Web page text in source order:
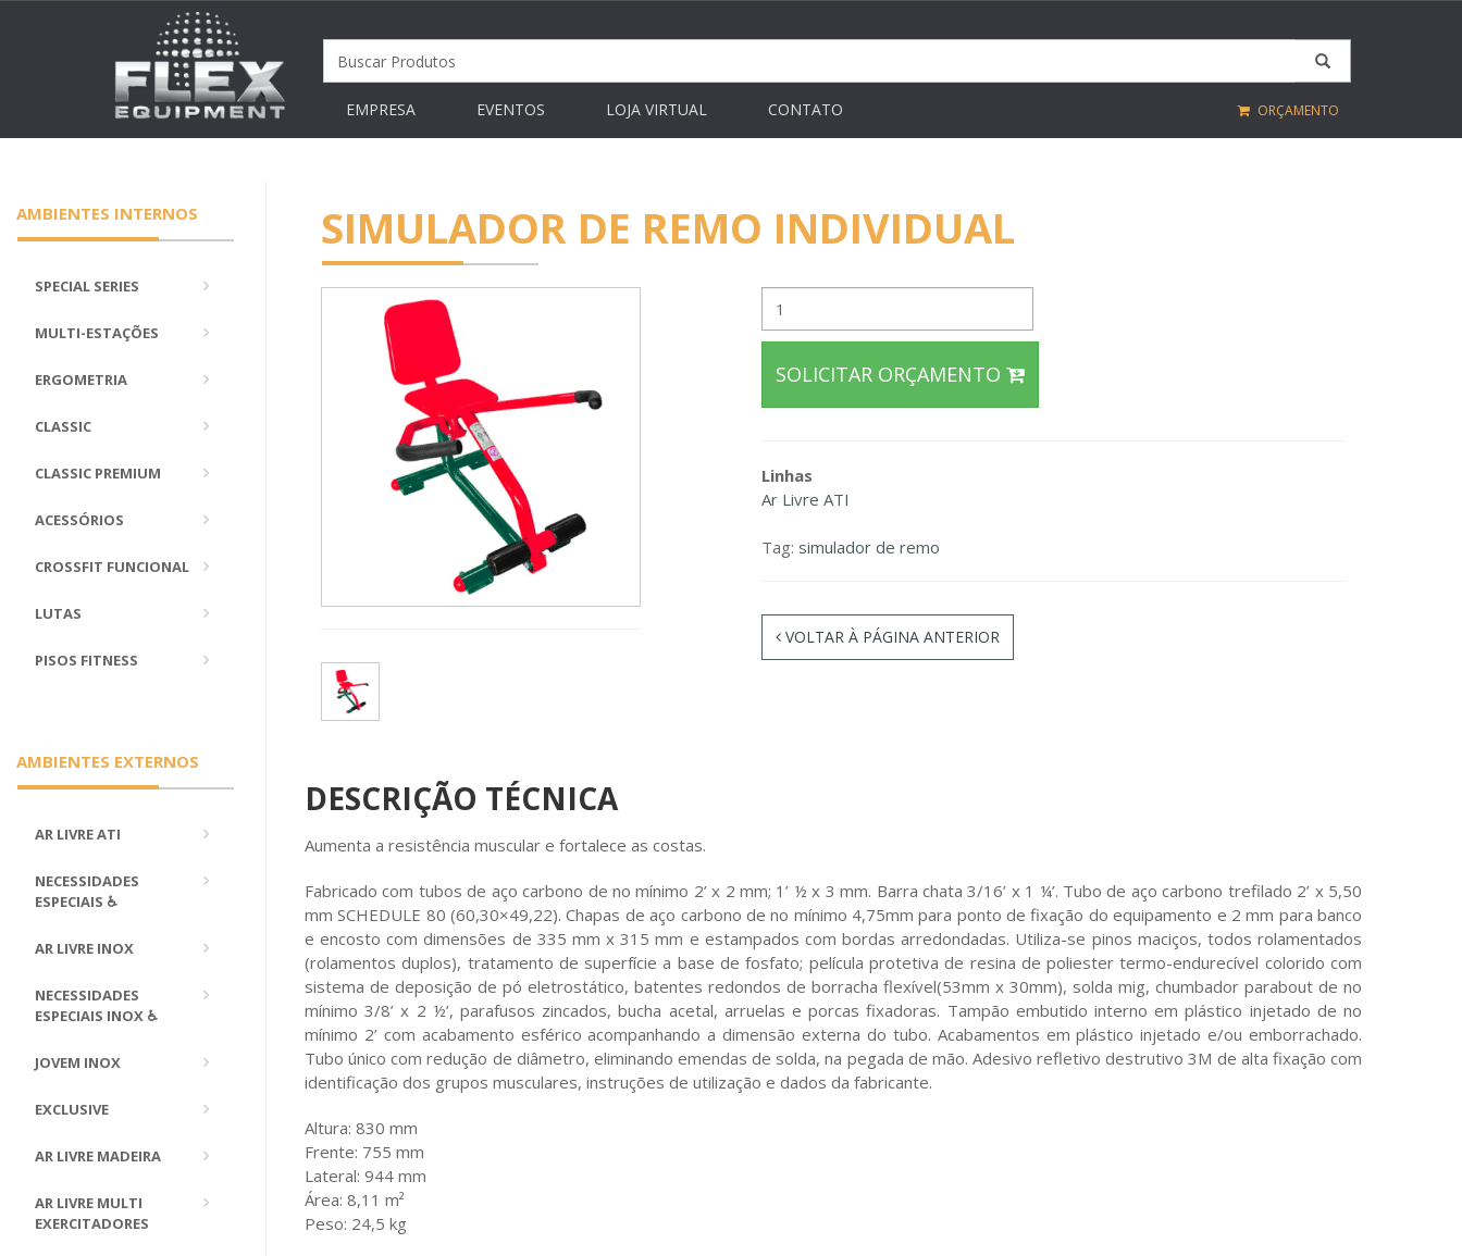
EMPRESA EVENTOS LOJA VIRTUAL CONTATO ORÇAMENTO
AMBIENTES INTERNOS
SPECIAL SERIES
MULTI-ESTAÇÕES
ERGOMETRIA
CLASSIC
CLASSIC PREMIUM
ACESSÓRIOS
CROSSFIT FUNCIONAL
LUTAS
PISOS FITNESS
AMBIENTES EXTERNOS
AR LIVRE ATI
NECESSIDADES
ESPECIAIS ♿
AR LIVRE INOX
NECESSIDADES
ESPECIAIS INOX ♿
JOVEM INOX
EXCLUSIVE
AR LIVRE MADEIRA
AR LIVRE MULTI
EXERCITADORES
SIMULADOR DE REMO INDIVIDUAL
SOLICITAR ORÇAMENTO
Linhas
Ar Livre ATI
Tag: simulador de remo
VOLTAR À PÁGINA ANTERIOR
DESCRIÇÃO TÉCNICA
Aumenta a resistência muscular e fortalece as costas.
Fabricado com tubos de aço carbono de no mínimo 2’ x 2 mm; 1’ ½ x 3 mm. Barra chata 3/16’ x 1 ¼’. Tubo de aço carbono trefilado 2’ x 5,50
mm SCHEDULE 80 (60,30×49,22). Chapas de aço carbono de no mínimo 4,75mm para ponto de fixação do equipamento e 2 mm para banco
e encosto com dimensões de 335 mm x 315 mm e estampados com bordas arredondadas. Utiliza-se pinos maciços, todos rolamentados
(rolamentos duplos), tratamento de superfície a base de fosfato; película protetiva de resina de poliester termo-endurecível colorido com
sistema de deposição de pó eletrostático, batentes redondos de borracha flexível(53mm x 30mm), solda mig, chumbador parabout de no
mínimo 3/8’ x 2 ½’, parafusos zincados, bucha acetal, arruelas e porcas fixadoras. Tampão embutido interno em plástico injetado de no
mínimo 2’ com acabamento esférico acompanhando a dimensão externa do tubo. Acabamentos em plástico injetado e/ou emborrachado.
Tubo único com redução de diâmetro, eliminando emendas de solda, na pegada de mão. Adesivo refletivo destrutivo 3M de alta fixação com
identificação dos grupos musculares, instruções de utilização e dados da fabricante.
Altura: 830 mm
Frente: 755 mm
Lateral: 944 mm
Área: 8,11 m²
Peso: 24,5 kg